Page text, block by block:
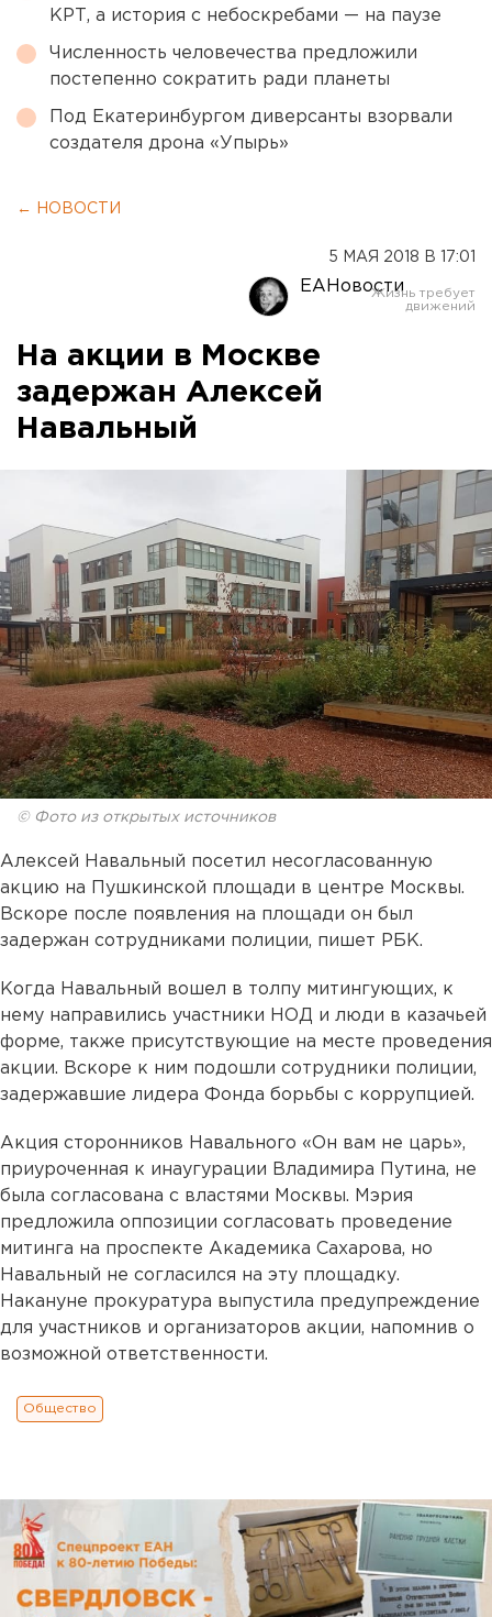
КРТ, а история с небоскребами — на паузе
Численность человечества предложили
постепенно сократить ради планеты
Под Екатеринбургом диверсанты взорвали
создателя дрона «Упырь»
← НОВОСТИ
5 МАЯ 2018 В 17:01
ЕАНовости
На акции в Москве
задержан Алексей
Навальный
© Фото из открытых источников
Алексей Навальный посетил несогласованную
акцию на Пушкинской площади в центре Москвы.
Вскоре после появления на площади он был
задержан сотрудниками полиции, пишет РБК.
Когда Навальный вошел в толпу митингующих, к
нему направились участники НОД и люди в казачьей
форме, также присутствующие на месте проведения
акции. Вскоре к ним подошли сотрудники полиции,
задержавшие лидера Фонда борьбы с коррупцией.
Акция сторонников Навального «Он вам не царь»,
приуроченная к инаугурации Владимира Путина, не
была согласована с властями Москвы. Мэрия
предложила оппозиции согласовать проведение
митинга на проспекте Академика Сахарова, но
Навальный не согласился на эту площадку.
Накануне прокуратура выпустила предупреждение
для участников и организаторов акции, напомнив о
возможной ответственности.
Общество